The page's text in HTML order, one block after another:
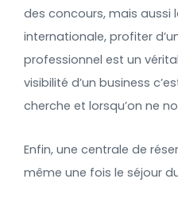
des concours, mais aussi
internationale, profiter
professionnel est un
visibilité d’un business
cherche et lorsqu’on ne
Enfin, une centrale de
même une fois le séjour